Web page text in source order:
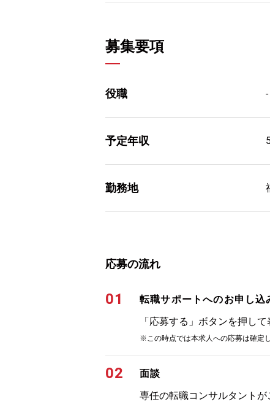
募集要項
役職 -
予定年収
勤務地
応募の流れ
01
転職サポートへのお申し込
「応募する」ボタンを押し
※この時点では本求人への応募は確定し
02
面談
専任の転職コンサルタントが